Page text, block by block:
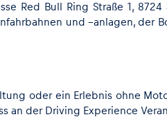
Red Bull Ring Straße 1,
und –anlagen, der
oder ein Erlebnis ohne
an der Driving Experience